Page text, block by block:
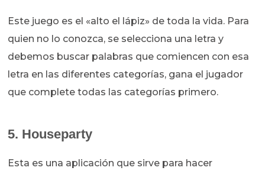
Este juego es el «alto el lápiz» de toda la vida. Para
quien no lo conozca, se selecciona una letra y
debemos buscar palabras que comiencen con esa
letra en las diferentes categorías, gana el jugador
que complete todas las categorías primero.
5. Houseparty
Esta es una aplicación que sirve para hacer